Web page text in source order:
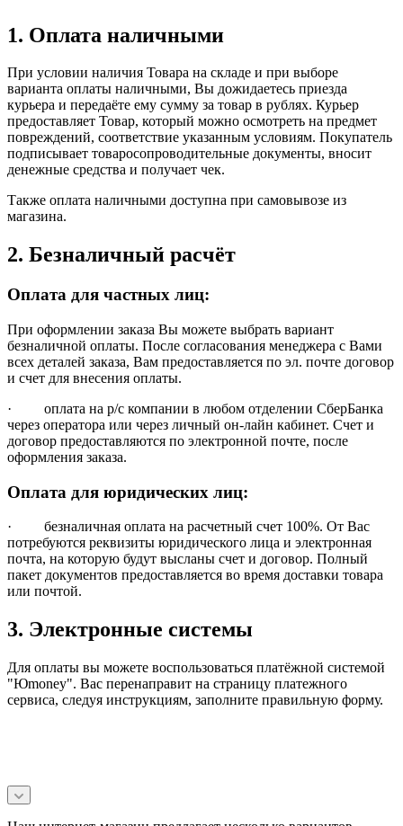
1. Оплата наличными
При условии наличия Товара на складе и при выборе
варианта оплаты наличными, Вы дожидаетесь приезда
курьера и передаёте ему сумму за товар в рублях. Курьер
предоставляет Товар, который можно осмотреть на предмет
повреждений, соответствие указанным условиям. Покупатель
подписывает товаросопроводительные документы, вносит
денежные средства и получает чек.
Также оплата наличными доступна при самовывозе из
магазина.
2. Безналичный расчёт
Оплата для частных лиц:
При оформлении заказа Вы можете выбрать вариант
безналичной оплаты. После согласования менеджера с Вами
всех деталей заказа, Вам предоставляется по эл. почте договор
и счет для внесения оплаты.
· оплата на р/с компании в любом отделении СберБанка
через оператора или через личный он-лайн кабинет. Счет и
договор предоставляются по электронной почте, после
оформления заказа.
Оплата для юридических лиц:
· безналичная оплата на расчетный счет 100%. От Вас
потребуются реквизиты юридического лица и электронная
почта, на которую будут высланы счет и договор. Полный
пакет документов предоставляется во время доставки товара
или почтой.
3. Электронные системы
Для оплаты вы можете воспользоваться платёжной системой
"Юmoney". Вас перенаправит на страницу платежного
сервиса, следуя инструкциям, заполните правильную форму.